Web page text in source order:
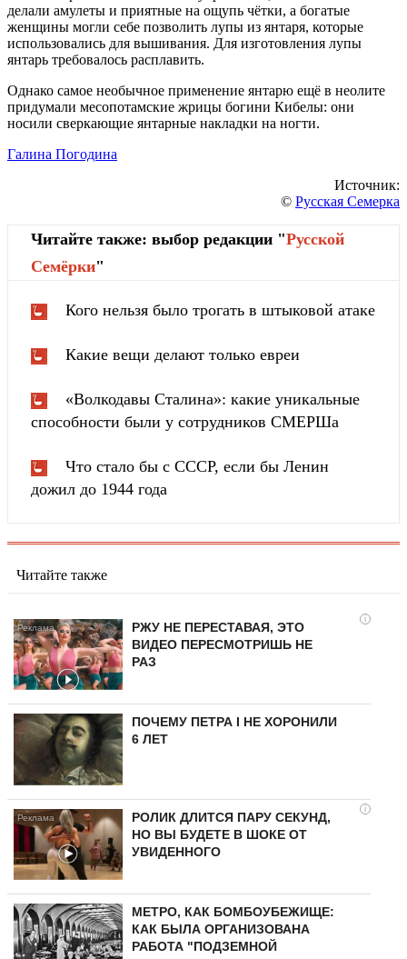
делали амулеты и приятные на ощупь чётки, а богатые
женщины могли себе позволить лупы из янтаря, которые
использовались для вышивания. Для изготовления лупы
янтарь требовалось расплавить.
Однако самое необычное применение янтарю ещё в неолите
придумали месопотамские жрицы богини Кибелы: они
носили сверкающие янтарные накладки на ногти.
Галина Погодина
Источник:
© Русская Семерка
Читайте также: выбор редакции "Русской
Cемёрки"
Кого нельзя было трогать в штыковой атаке
Какие вещи делают только евреи
«Волкодавы Сталина»: какие уникальные
способности были у сотрудников СМЕРШа
Что стало бы с СССР, если бы Ленин
дожил до 1944 года
Читайте также
i
РЖУ НЕ ПЕРЕСТАВАЯ, ЭТО
ВИДЕО ПЕРЕСМОТРИШЬ НЕ
РАЗ
ПОЧЕМУ ПЕТРА I НЕ ХОРОНИЛИ
6 ЛЕТ
i
РОЛИК ДЛИТСЯ ПАРУ СЕКУНД,
НО ВЫ БУДЕТЕ В ШОКЕ ОТ
УВИДЕННОГО
МЕТРО, КАК БОМБОУБЕЖИЩЕ:
КАК БЫЛА ОРГАНИЗОВАНА
РАБОТА "ПОДЗЕМНОЙ